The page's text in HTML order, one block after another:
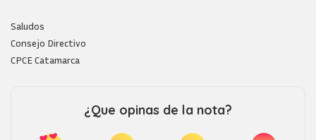
Saludos
Consejo Directivo
CPCE Catamarca
¿Que opinas de la nota?